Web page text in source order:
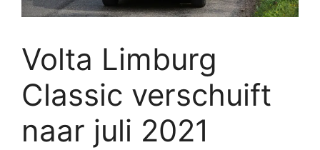
Volta Limburg
Classic verschuift
naar juli 2021